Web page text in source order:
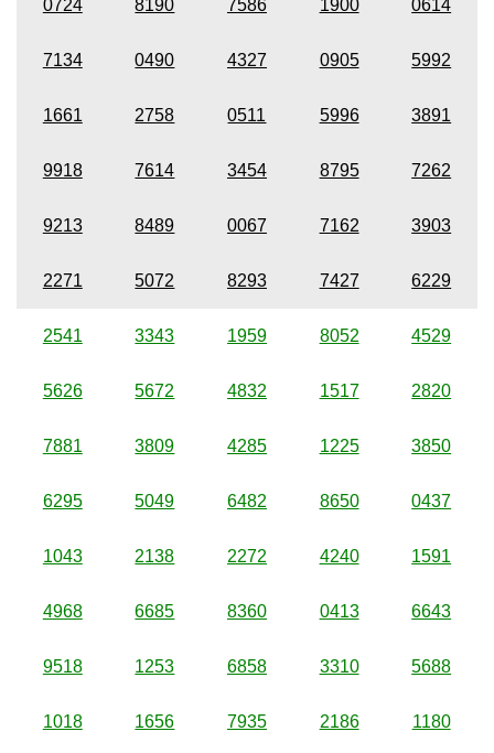
0724 8190 7586 1900 0614
7134 0490 4327 0905 5992
1661 2758 0511 5996 3891
9918 7614 3454 8795 7262
9213 8489 0067 7162 3903
2271 5072 8293 7427 6229
2541 3343 1959 8052 4529
5626 5672 4832 1517 2820
7881 3809 4285 1225 3850
6295 5049 6482 8650 0437
1043 2138 2272 4240 1591
4968 6685 8360 0413 6643
9518 1253 6858 3310 5688
1018 1656 7935 2186 1180